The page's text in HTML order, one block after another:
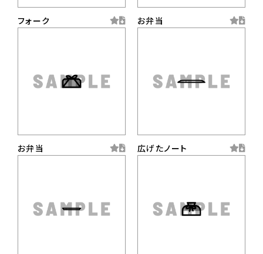
フォーク お弁当
お弁当 広げたノート